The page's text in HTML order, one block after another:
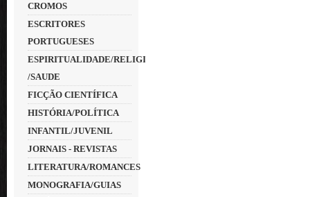
CROMOS
ESCRITORES
PORTUGUESES
ESPIRITUALIDADE/RELIGIÃO
/SAUDE
FICÇÃO CIENTÍFICA
HISTÓRIA/POLÍTICA
INFANTIL/JUVENIL
JORNAIS - REVISTAS
LITERATURA/ROMANCES
MONOGRAFIA/GUIAS